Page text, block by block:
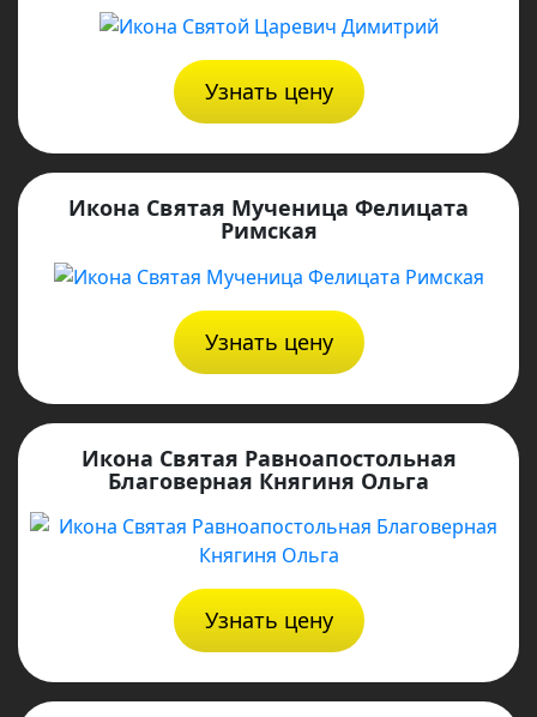
Узнать цену
Икона Святая Мученица Фелицата
Римская
Узнать цену
Икона Святая Равноапостольная
Благоверная Княгиня Ольга
Узнать цену